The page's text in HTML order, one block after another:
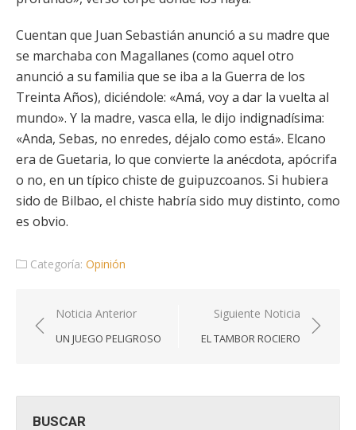
Cuentan que Juan Sebastián anunció a su madre que
se marchaba con Magallanes (como aquel otro
anunció a su familia que se iba a la Guerra de los
Treinta Años), diciéndole: «Amá, voy a dar la vuelta al
mundo». Y la madre, vasca ella, le dijo indignadísima:
«Anda, Sebas, no enredes, déjalo como está». Elcano
era de Guetaria, lo que convierte la anécdota, apócrifa
o no, en un típico chiste de guipuzcoanos. Si hubiera
sido de Bilbao, el chiste habría sido muy distinto, como
es obvio.
Categoría: Opinión
Navegación
de
Noticia Anterior
UN JUEGO PELIGROSO
Siguiente Noticia
EL TAMBOR ROCIERO
BUSCAR